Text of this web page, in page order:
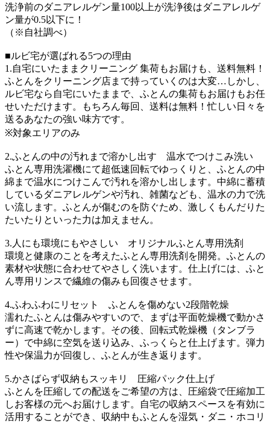
洗浄前のダニアレルゲン量100以上が洗浄後はダニアレルゲ
ン量が0.5以下に！
（※自社調べ）
■ルビ宅が選ばれる5つの理由
1.自宅にいたままクリーニング 集荷もお届けも、送料無料！
ふとんをクリーニング店まで持っていくのは大変…しかし、
ルビ宅なら自宅にいたままで、ふとんの集荷もお届けもお任
せいただけます。もちろん毎回、送料は無料！忙しい日々を
送るあなたの強い味方です。
※対象エリアのみ
2.ふとんの中の汚れまで溶かし出す 温水でつけこみ洗い
ふとん専用洗濯機にて超低速回転でゆっくりと、ふとんの中
綿まで温水につけこんで汚れを溶かし出します。中綿に蓄積
しているダニアレルゲンや汚れ、雑菌なども、温水の力で洗
い流します。ふとんが傷むのを防ぐため、激しくもんだりた
たいたりといった力は加えません。
3.人にも環境にもやさしい オリジナルふとん専用洗剤
環境と健康のことを考えたふとん専用洗剤を開発。ふとんの
素材や状態に合わせてやさしく洗います。仕上げには、ふと
ん専用リンスで繊維の傷みも回復させます。
4.ふわふわにリセット ふとんを傷めない2段階乾燥
濡れたふとんは傷みやすいので、まずは平面乾燥機で動かさ
ずに高速で乾かします。その後、回転式乾燥機（タンブラ
ー）で中綿に空気を送り込み、ふっくらと仕上げます。弾力
性や保温力が回復し、ふとんが生き返ります。
5.かさばらず収納もスッキリ 圧縮パック仕上げ
ふとんを圧縮しての配送をご希望の方は、圧縮袋で圧縮加工
しお客様の元へお届けします。自宅の収納スペースを有効に
活用することができ、収納中もふとんを湿気・ダニ・ホコリ